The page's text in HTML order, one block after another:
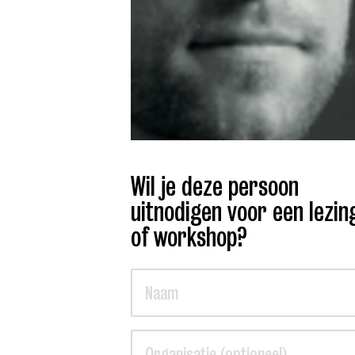
Wil je deze persoon
uitnodigen voor een
of workshop?